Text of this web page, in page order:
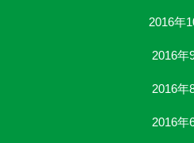
2016年
2016年
2016年
2016年